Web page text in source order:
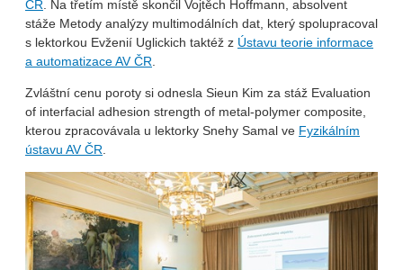
ČR . Na třetím místě skončil Vojtěch Hoffmann, absolvent
stáže Metody analýzy multimodálních dat, který spolupracoval
s lektorkou Evženií Uglickich taktéž z Ústavu teorie informace
a automatizace AV ČR
Zvláštní cenu poroty si odnesla Sieun Kim za stáž Evaluation
of interfacial adhesion strength of metal-polymer composite,
kterou zpracovávala u lektorky Snehy Samal ve Fyzikálním
ústavu AV ČR